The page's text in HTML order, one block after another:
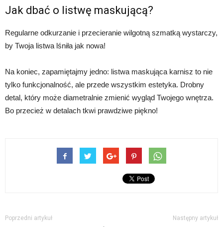
Jak dbać o listwę maskującą?
Regularne odkurzanie i przecieranie wilgotną szmatką wystarczy,
by Twoja listwa lśniła jak nowa!
Na koniec, zapamiętajmy jedno: listwa maskująca karnisz to nie
tylko funkcjonalność, ale przede wszystkim estetyka. Drobny
detal, który może diametralnie zmienić wygląd Twojego wnętrza.
Bo przecież w detalach tkwi prawdziwe piękno!
Poprzedni artykuł Następny artykuł